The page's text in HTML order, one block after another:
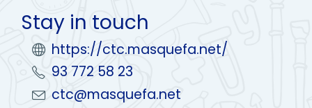
Stay in touch
https://ctc.masquefa.net/
93 772 58 23
ctc@masquefa.net